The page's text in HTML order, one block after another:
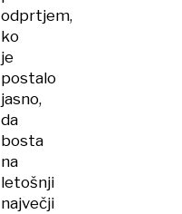
odprtjem,
ko
je
postalo
jasno,
da
bosta
na
letošnji
največji